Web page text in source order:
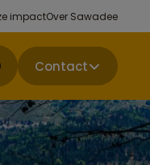
impactOver Sawadee
Contact